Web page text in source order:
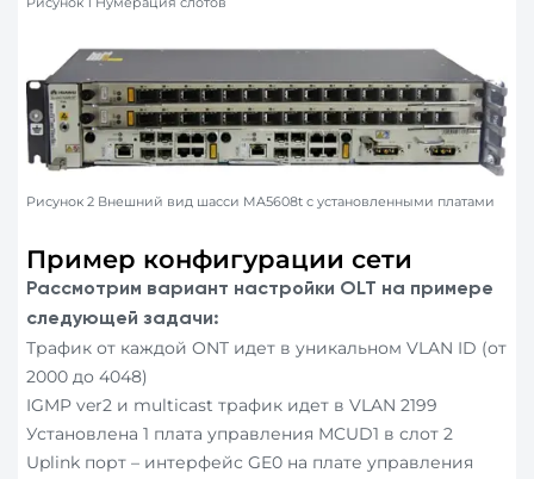
Рисунок 2 Внешний вид шасси MA5608t с установленными платами
Пример конфигурации сети
Рассмотрим вариант настройки OLT на примере
следующей задачи:
Трафик от каждой ONT идет в уникальном VLAN ID (от
2000 до 4048)
IGMP ver2 и multicast трафик идет в VLAN 2199
Установлена 1 плата управления MCUD1 в слот 2
Uplink порт – интерфейс GE0 на плате управления